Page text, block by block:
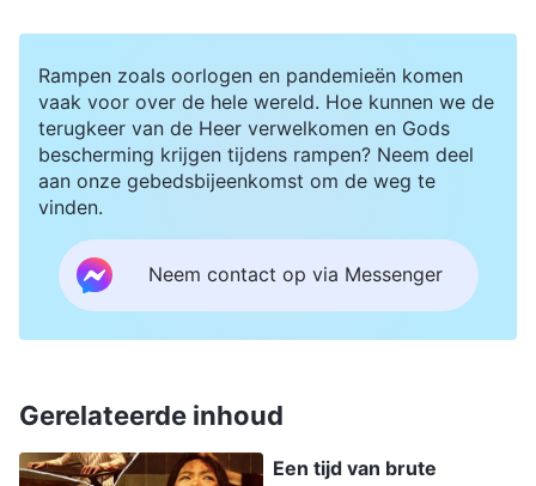
beneden langs mijn rug trokken en de andere
hand bruut omhoog draaiden. Vervolgens
boeiden ze mijn handen met kracht aan elkaar
vast. Onmiddellijk voelde ik ondraaglijke pijn,
alsof mijn armen elk moment konden breken.
Hoe zou iemand die zo zwak was als ik zulke
pijniging kunnen verdragen? Een ogenblik later
omhoog en schoven ze twee bakstenen tussen
Rampen zoals oorlogen en pandemieën komen
vaak voor over de hele wereld. Hoe kunnen we de
terugkeer van de Heer verwelkomen en Gods
bescherming krijgen tijdens rampen? Neem deel
aan onze gebedsbijeenkomst om de weg te
vinden.
Neem contact op via Messenger
Gerelateerde inhoud
Een tijd van brute